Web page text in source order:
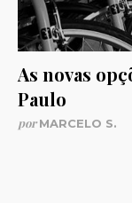
As novas
Paulo
porMARCELO S.